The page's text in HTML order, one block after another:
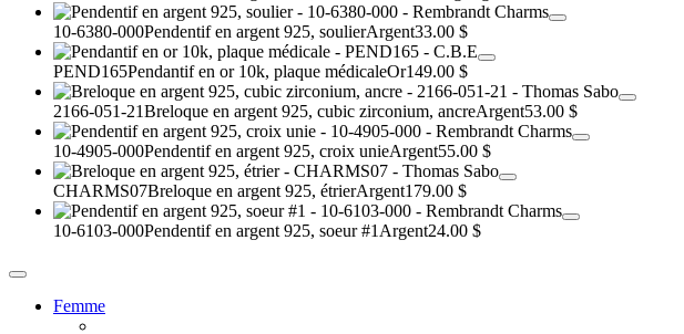
10-6380-000Pendentif en argent 925, soulierArgent33.00 $
PEND165Pendantif en or 10k, plaque médicaleOr149.00 $
2166-051-21Breloque en argent 925, cubic zirconium, ancreArgent53.00 $
10-4905-000Pendentif en argent 925, croix unieArgent55.00 $
CHARMS07Breloque en argent 925, étrierArgent179.00 $
10-6103-000Pendentif en argent 925, soeur #1 Argent24.00 $
Femme